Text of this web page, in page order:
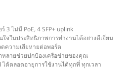
3 ไม่มี PoE, 4 SFP+ uplink
จในประสิทธิภาพการทำงานได้อย่างดีเยี่ยม
ความเสียหายต่อพอร์ต
ลายช่วยปกป้องเครือข่ายของคุณ
ได้ตลอดอายุการใช้งานได้ทุกที่ ทุกเวลา